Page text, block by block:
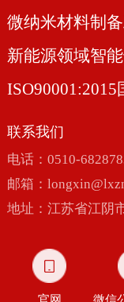
微纳米材料制
新能源领域智
联系我们
电话：0510-
邮箱：
地址：江苏省江阴
官网 微信